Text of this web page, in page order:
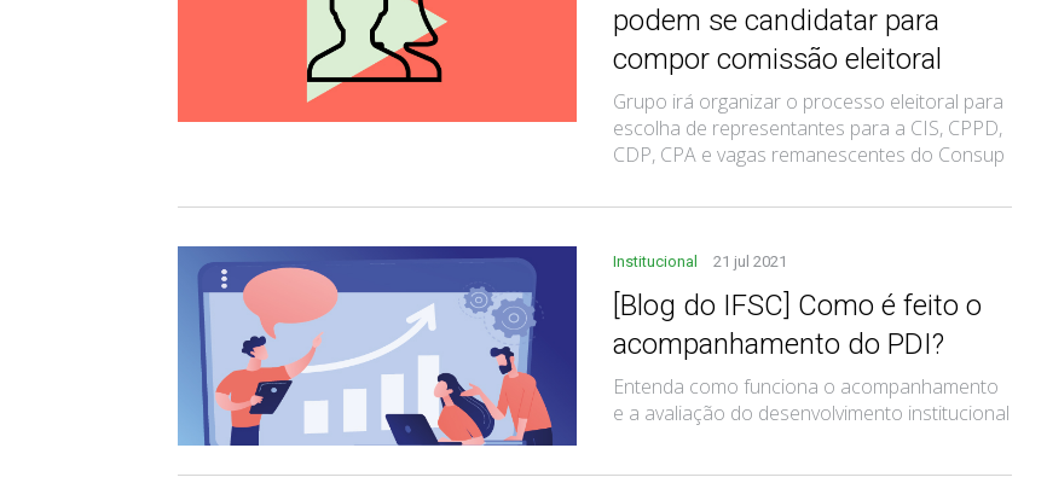
podem se candidatar para
compor comissão eleitoral
Grupo irá organizar o processo eleitoral para
escolha de representantes para a CIS, CPPD,
CDP, CPA e vagas remanescentes do Consup
Institucional 21 jul 2021
[Blog do IFSC] Como é feito o
acompanhamento do PDI?
Entenda como funciona o acompanhamento
e a avaliação do desenvolvimento institucional